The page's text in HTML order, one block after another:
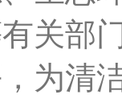
关部
为清